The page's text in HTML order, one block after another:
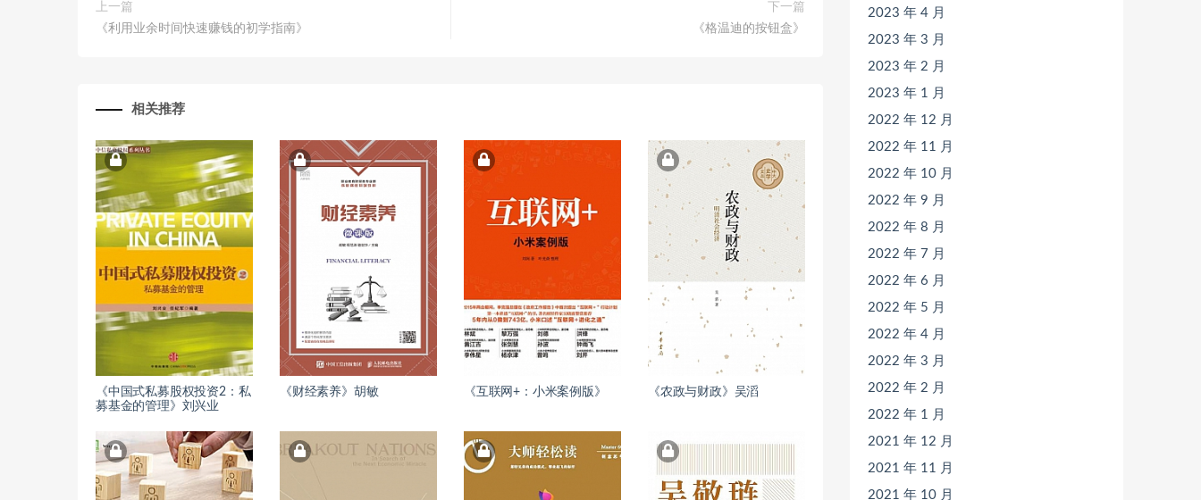
上一篇
《利用业余时间快速赚钱的初学指南》
下一篇
《格温迪的按钮盒》
相关推荐
《中国式私募股权投资2：私
募基金的管理》刘兴业
《财经素养》胡敏 《互联网+：小米案例版》 《农政与财政》吴滔
2023 年 4 月
2023 年 3 月
2023 年 2 月
2023 年 1 月
2022 年 12 月
2022 年 11 月
2022 年 10 月
2022 年 9 月
2022 年 8 月
2022 年 7 月
2022 年 6 月
2022 年 5 月
2022 年 4 月
2022 年 3 月
2022 年 2 月
2022 年 1 月
2021 年 12 月
2021 年 11 月
2021 年 10 月